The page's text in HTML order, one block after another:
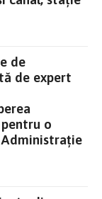
de
de expert
o